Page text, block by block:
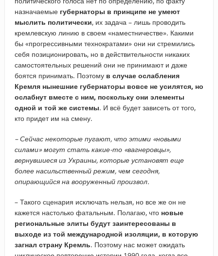
назначаемые губернаторы в принципе не умеют
мыслить политически, их задача – лишь проводить
кремлевскую линию в своем «наместничестве». Какими
бы «прогрессивными технократами» они ни стремились
себя позиционировать, но в действительности никаких
самостоятельных решений они не принимают и даже
боятся принимать. Поэтому в случае ослабления
Кремля нынешние губернаторы вовсе не усилятся, но
ослабнут вместе с ним, поскольку они элементы
одной и той же системы. И всё будет зависеть от того,
кто придет им на смену.
– ​Сейчас некоторые пугают, что этими «новыми
силами» могут стать какие-то «вагнеровцы»,
вернувшиеся из Украины, которые установят еще
более насильственный режим, чем сегодня,
опирающийся на вооруженный произвол.
– Такого сценария исключать нельзя, но все же он не
кажется настолько фатальным. Полагаю, что новые
региональные элиты будут заинтересованы в
выходе из той международной изоляции, в которую
загнал страну Кремль. Поэтому нас может ожидать